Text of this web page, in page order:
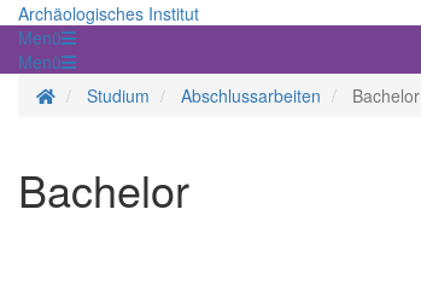
Archäologisches Institut
Menü
Menü
Startseite
Studium Abschlussarbeiten Bachelor
Bachelor